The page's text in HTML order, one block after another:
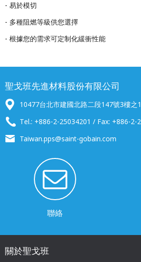
- 易於模切
- 多種阻燃等級供您選擇
- 根據您的需求可定制化緩衝性能
聖戈班先進材料股份有限公司
10477台北市建國北路二段147號3樓之1
Tel.: +886-2-25034201 / Fax: +886-2-
Taiwan.pps@saint-gobain.com
聯絡
關於聖戈班